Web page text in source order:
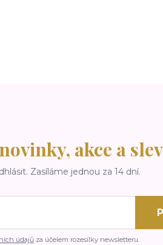
akce a
Zasíláme jednou za 14 dní.
údajůza účelem rozesílky newsletteru.